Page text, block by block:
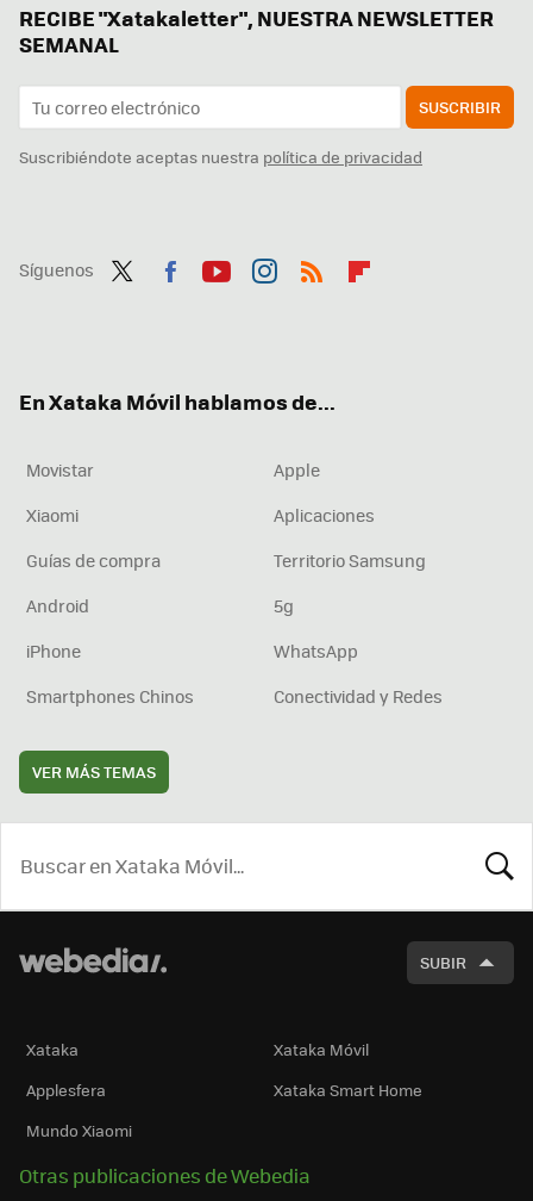
RECIBE "Xatakaletter", NUESTRA NEWSLETTER
SEMANAL
SUSCRIBIR
Suscribiéndote aceptas nuestra política de privacidad
Síguenos
En Xataka Móvil hablamos de...
Movistar
Apple
Xiaomi
Aplicaciones
Guías de compra
Territorio Samsung
Android
5g
iPhone
WhatsApp
Smartphones Chinos
Conectividad y Redes
VER MÁS TEMAS
SUBIR
Xataka
Xataka Móvil
Applesfera
Xataka Smart Home
Mundo Xiaomi
Otras publicaciones de Webedia